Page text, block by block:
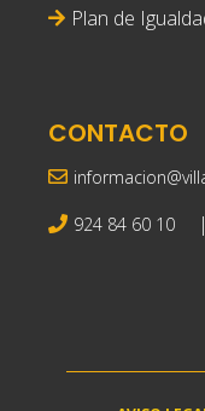
Plan de
CONTACTO
924 84 60 10 |